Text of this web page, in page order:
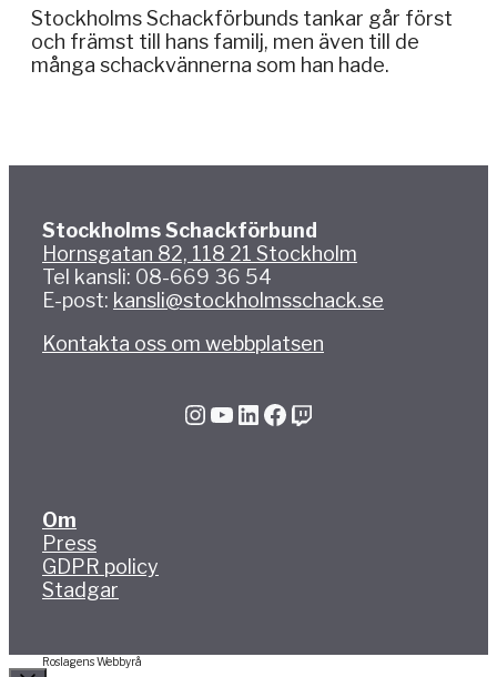
Stockholms Schackförbunds tankar går först
och främst till hans familj, men även till de
många schackvännerna som han hade.
Stockholms Schackförbund
Hornsgatan 82, 118 21 Stockholm
Tel kansli: 08-669 36 54
E-post: kansli@stockholmsschack.se
Kontakta oss om webbplatsen
InstagramYouTube LinkedIn Facebook Twitch
Om
Press
GDPR policy
Stadgar
Roslagens Webbyrå